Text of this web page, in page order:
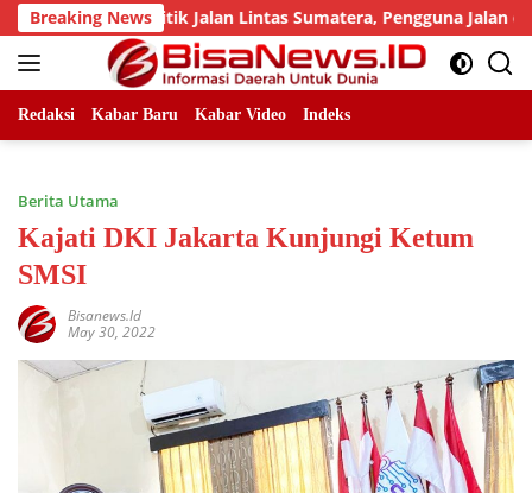
Skip
to
content
Breaking News
Titik Jalan Lintas Sumatera, Pengguna Jalan diimbau
Redaksi Kabar Baru Kabar Video Indeks
Berita Utama
Kajati DKI Jakarta Kunjungi Ketum
SMSI
Bisanews.id
May 30, 2022